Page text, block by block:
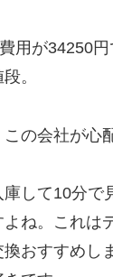
が34250円
。
の会社が心
して10分で
ね。これは
おすすめし